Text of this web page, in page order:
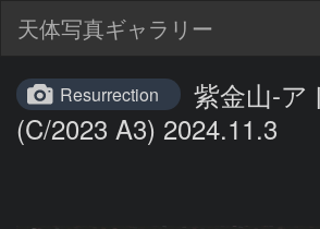
天体写真ギャラリー
Resurrection
紫金山-ア
(C/2023 A3) 2024.11.3